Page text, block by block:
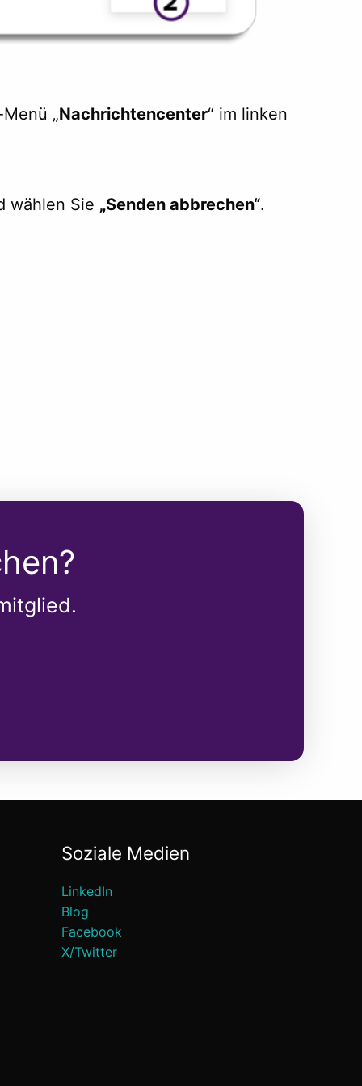
„Nachrichtencenter“ im linken
wählen Sie „Senden abbrechen“.
Soziale Medien
LinkedIn
Blog
Facebook
X/Twitter